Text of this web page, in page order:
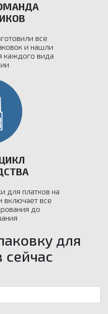
все
и нашли
каждого вида
для платков на
включает все
до
для
сейчас